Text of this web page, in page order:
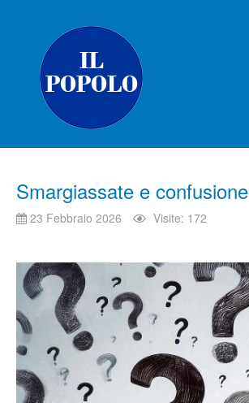
Smargiassate e confusione
23 Febbraio 2026 Visite: 172